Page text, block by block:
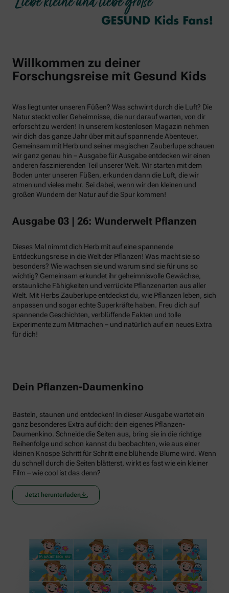
Willkommen zu deiner
Forschungsreise mit Gesund Kids
Was liegt unter unseren Füßen? Was schwirrt durch die Luft? Die
Natur steckt voller Geheimnisse, die nur darauf warten, von dir
erforscht zu werden! In unserem kostenlosen Magazin nehmen
wir dich das ganze Jahr über mit auf spannende Abenteuer.
Gemeinsam mit Herb und seiner magischen Zauberlupe schauen
wir ganz genau hin – Ausgabe für Ausgabe entdecken wir einen
anderen faszinierenden Teil unserer Welt. Wir starten mit dem
Boden unter unseren Füßen, erkunden dann die Luft, die wir
atmen und vieles mehr. Sei dabei, wenn wir den kleinen und
großen Wundern der Natur auf die Spur kommen!
Ausgabe 03 | 26: Wunderwelt Pflanzen
Dieses Mal nimmt dich Herb mit auf eine spannende
Entdeckungsreise in die Welt der Pflanzen! Was macht sie so
besonders? Wie wachsen sie und warum sind sie für uns so
wichtig? Gemeinsam erkundet ihr geheimnisvolle Gewächse,
erstaunliche Fähigkeiten und verrückte Pflanzenarten aus aller
Welt. Mit Herbs Zauberlupe entdeckst du, wie Pflanzen leben, sich
anpassen und sogar echte Superkräfte haben. Freu dich auf
spannende Geschichten, verblüffende Fakten und tolle
Experimente zum Mitmachen – und natürlich auf ein neues Extra
für dich!
Dein Pflanzen-Daumenkino
Basteln, staunen und entdecken! In dieser Ausgabe wartet ein
ganz besonderes Extra auf dich: dein eigenes Pflanzen-
Daumenkino. Schneide die Seiten aus, bring sie in die richtige
Reihenfolge und schon kannst du beobachten, wie aus einer
kleinen Knospe Schritt für Schritt eine blühende Blume wird. Wenn
du schnell durch die Seiten blätterst, wirkt es fast wie ein kleiner
Film – wie cool ist das denn?
Jetzt herunterladen